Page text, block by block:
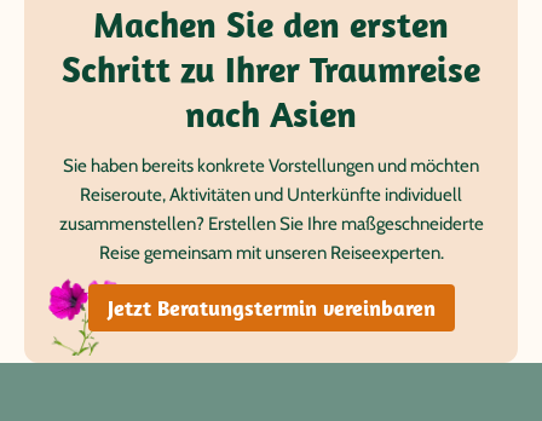
Machen Sie den ersten
Schritt zu Ihrer Traumreise
nach Asien
Sie haben bereits konkrete Vorstellungen und möchten
Reiseroute, Aktivitäten und Unterkünfte individuell
zusammenstellen? Erstellen Sie Ihre maßgeschneiderte
Reise gemeinsam mit unseren Reiseexperten.
Jetzt Beratungstermin vereinbaren